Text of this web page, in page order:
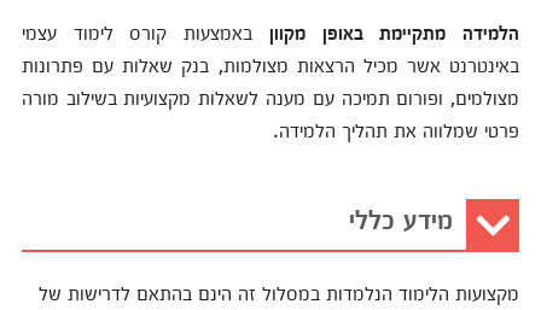
הלמידה מתקיימת באופן מקוון באמצעות קורס לימוד עצמי
באינטרנט אשר מכיל הרצאות מצולמות, בנק שאלות עם פתרונות
מצולמים, ופורום תמיכה עם מענה לשאלות מקצועיות בשילוב מורה
פרטי שמלווה את תהליך הלמידה.
מידע כללי
מקצועות הלימוד הנלמדות במסלול זה הינם בהתאם לדרישות של